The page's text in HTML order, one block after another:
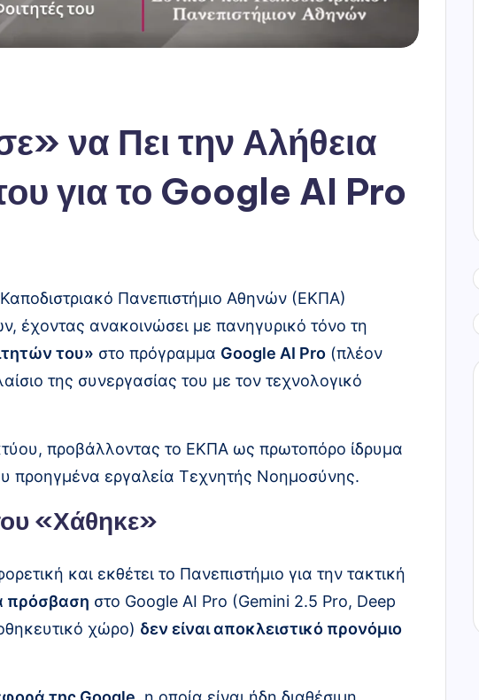
να Πει την Αλήθεια
για το Google AI Pro
Πανεπιστήμιο Αθηνών (ΕΚΠΑ)
έχοντας ανακοινώσει με πανηγυρικό τόνο τη
του» στο πρόγραμμα Google AI Pro (πλέον
της συνεργασίας του με τον τεχνολογικό
προβάλλοντας το ΕΚΠΑ ως πρωτοπόρο ίδρυμα
προηγμένα εργαλεία Τεχνητής Νοημοσύνης.
«Χάθηκε»
και εκθέτει το Πανεπιστήμιο για την τακτική
πρόσβαση στο Google AI Pro (Gemini 2.5 Pro, Deep
χώρο) δεν είναι αποκλειστικό προνόμιο